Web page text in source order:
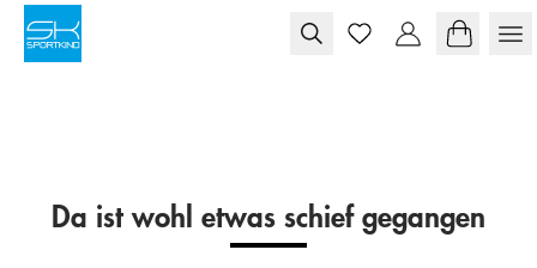
Da ist wohl etwas schief gegangen